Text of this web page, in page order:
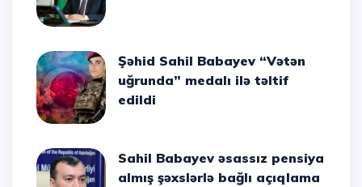
Şəhid Sahil Babayev “Vətən
uğrunda” medalı ilə təltif
edildi
Sahil Babayev əsassız pensiya
almış şəxslərlə bağlı açıqlama